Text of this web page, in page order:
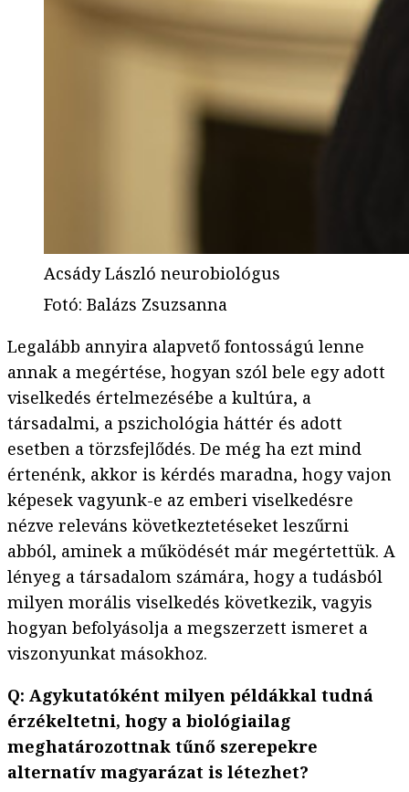
Acsády László neurobiológus
Fotó: Balázs Zsuzsanna
Legalább annyira alapvető fontosságú lenne
annak a megértése, hogyan szól bele egy adott
viselkedés értelmezésébe a kultúra, a
társadalmi, a pszichológia háttér és adott
esetben a törzsfejlődés. De még ha ezt mind
értenénk, akkor is kérdés maradna, hogy vajon
képesek vagyunk-e az emberi viselkedésre
nézve releváns következtetéseket leszűrni
abból, aminek a működését már megértettük. A
lényeg a társadalom számára, hogy a tudásból
milyen morális viselkedés következik, vagyis
hogyan befolyásolja a megszerzett ismeret a
viszonyunkat másokhoz.
Q: Agykutatóként milyen példákkal tudná
érzékeltetni, hogy a biológiailag
meghatározottnak tűnő szerepekre
alternatív magyarázat is létezhet?